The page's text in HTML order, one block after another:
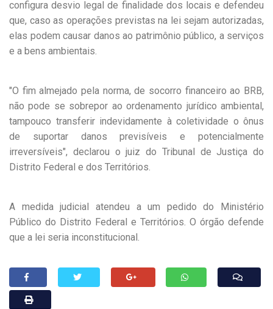
configura desvio legal de finalidade dos locais e defendeu
que, caso as operações previstas na lei sejam autorizadas,
elas podem causar danos ao patrimônio público, a serviços
e a bens ambientais.
"O fim almejado pela norma, de socorro financeiro ao BRB,
não pode se sobrepor ao ordenamento jurídico ambiental,
tampouco transferir indevidamente à coletividade o ônus
de suportar danos previsíveis e potencialmente
irreversíveis", declarou o juiz do Tribunal de Justiça do
Distrito Federal e dos Territórios.
A medida judicial atendeu a um pedido do Ministério
Público do Distrito Federal e Territórios. O órgão defende
que a lei seria inconstitucional.